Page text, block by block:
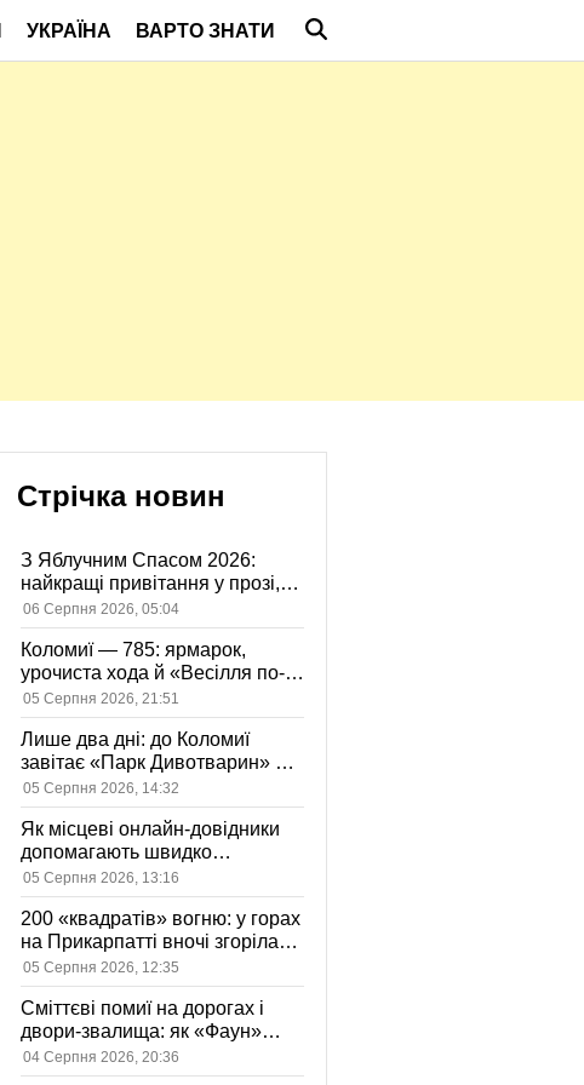
УКРАЇНА ВАРТО ЗНАТИ
Стрічка новин
З Яблучним Спасом 2026:
найкращі привітання у прозі,
віршах та картинках
06 Серпня 2026, 05:04
Коломиї — 785: ярмарок,
урочиста хода й «Весілля по-
Коломийськи» — чим
дивуватиме День міста
05 Серпня 2026, 21:51
Лише два дні: до Коломиї
завітає «Парк Дивотварин» — і
вхід безкоштовний
05 Серпня 2026, 14:32
Як місцеві онлайн-довідники
допомагають швидко
знаходити послуги у своєму
місті
05 Серпня 2026, 13:16
200 «квадратів» вогню: у горах
на Прикарпатті вночі згоріла
садиба, є постраждала
05 Серпня 2026, 12:35
Сміттєві помиї на дорогах і
двори-звалища: як «Фаун»
вивозить відходи в Коломиї
04 Серпня 2026, 20:36